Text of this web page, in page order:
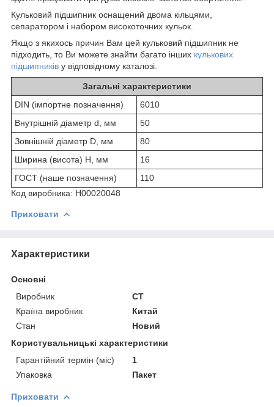
Кульковий підшипник оснащений двома кільцями,
сепаратором і набором високоточних кульок.
Якщо з якихось причин Вам цей кульковий підшипник не
підходить, то Ви можете знайти багато інших кулькових
підшипників у відповідному каталозі.
Загальні характеристики
DIN (імпортне позначення)
6010
Внутрішній діаметр d, мм
50
Зовнішній діаметр D, мм
80
Ширина (висота) H, мм
16
ГОСТ (наше позначення)
110
Код виробника: Н00020048
Приховати
Характеристики
Основні
Виробник
CT
Країна виробник
Китай
Стан
Новий
Користувальницькі характеристики
Гарантійний термін (міс)
1
Упаковка
Пакет
Приховати